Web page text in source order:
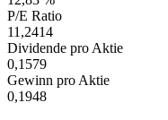
P/E Ratio
11,2414
Dividende pro Aktie
0,1579
Gewinn pro Aktie
0,1948